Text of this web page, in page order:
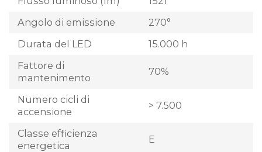
Angolo di emissione
270°
Durata del LED
15.000 h
Fattore di
mantenimento
70%
Numero cicli di
accensione
> 7.500
Classe efficienza
energetica
E